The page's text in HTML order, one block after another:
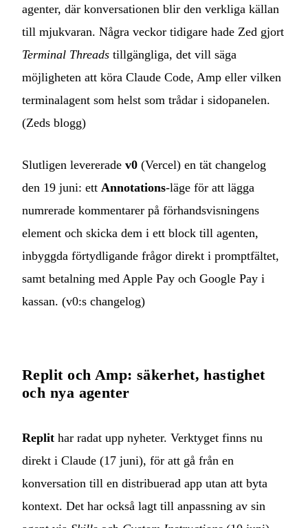
agenter, där konversationen blir den verkliga källan
till mjukvaran. Några veckor tidigare hade Zed gjort
Terminal Threads tillgängliga, det vill säga
möjligheten att köra Claude Code, Amp eller vilken
terminalagent som helst som trådar i sidopanelen.
(Zeds blogg)
Slutligen levererade v0 (Vercel) en tät changelog
den 19 juni: ett Annotations-läge för att lägga
numrerade kommentarer på förhandsvisningens
element och skicka dem i ett block till agenten,
inbyggda förtydligande frågor direkt i promptfältet,
samt betalning med Apple Pay och Google Pay i
kassan. (v0:s changelog)
Replit och Amp: säkerhet, hastighet
och nya agenter
Replit har radat upp nyheter. Verktyget finns nu
direkt i Claude (17 juni), för att gå från en
konversation till en distribuerad app utan att byta
kontext. Det har också lagt till anpassning av sin